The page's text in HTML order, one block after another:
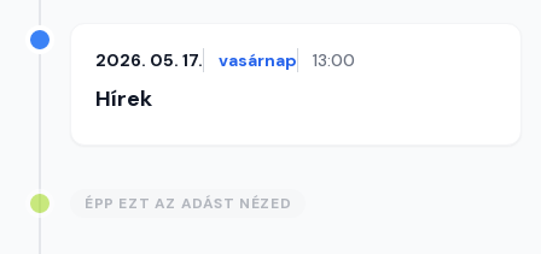
2026. 05. 17. vasárnap 13:00
Hírek
ÉPP EZT AZ ADÁST NÉZED